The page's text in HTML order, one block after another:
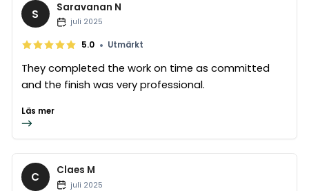
S Saravanan N
juli 2025
5.0 • Utmärkt
They completed the work on time as committed
and the finish was very professional.
Läs mer
C Claes M
juli 2025